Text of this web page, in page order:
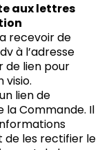
aux lettres
recevoir de
à l’adresse
de lien pour
lien de
la Commande. Il
de les rectifier le